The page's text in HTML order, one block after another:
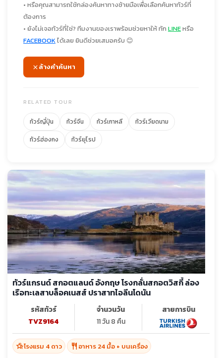
• หรือคุณสามารถใช้กล่องค้นหาทางซ้ายมือเพื่อเลือกค้นหาทัวร์ที่
ต้องการ
• ยังไม่เจอทัวร์ที่ใช่? ทีมงานของเราพร้อมช่วยหาให้ ทัก LINEหรือ
FACEBOOKได้เลย ยินดีช่วยเสมอครับ 😊
ล้างคำค้นหา
RELATED TOUR
ทัวร์ญี่ปุ่น ทัวร์จีน ทัวร์เกาหลี
ทัวร์เวียดนาม
ทัวร์ฮ่องกง
ทัวร์ยุโรป
ทัวร์แกรนด์ สกอตแลนด์ อังกฤษ โรงกลั่นสกอตวิสกี้ ล่อง
เรือทะเลสาบล็อคเนสส์ ปราสาทไอลีนโดนัน
รหัสทัวร์
TVZ9164
จำนวนวัน
11 วัน 8 คืน
สายการบิน
hotel_classโรงแรม 4 ดาว restaurant อาหาร 24 มื้อ + บนเครื่อง